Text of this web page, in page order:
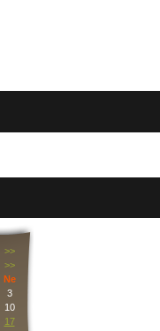
>>
>>
Ne
3
10
17